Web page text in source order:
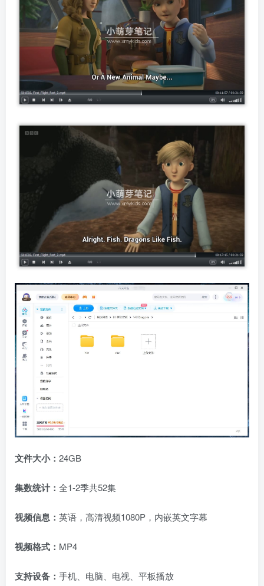
文件大小： 24GB
集数统计： 全1-2季共52集
视频信息： 英语，高清视频1080P，内嵌英文字幕
视频格式： MP4
支持设备： 手机、电脑、电视、平板播放